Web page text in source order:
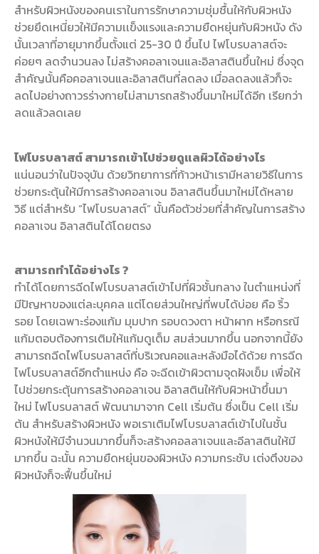
สำหรับผิวหนังของคนเราในการรักษาความชุ่มชื้นให้กับผิวหนัง
ช่วยยึดเหนี่ยวให้มีความเเข็งแรงและความยืดหยุ่นกับผิวหนัง ดัง
นั้นเวลาที่อายุมากขึ้นตั้งแต่ 25-30 ปี ขึ้นไป ไฟโบรบลาสต์จะ
ค่อยๆ ลดจำนวนลง ไม่สร้างคอลาเจนและอิลาสตินขึ้นใหม่ ซึ่งจุด
สำคัญนั้นคือคอลาเจนและอิลาสตินที่ลดลง เมื่อลดลงแล้วก็จะ
ลดไปอย่างถาวรร่างกายไม่สามารถสร้างขึ้นมาใหม่ได้อีก เรียกว่า
ลดแล้วลดเลย
ไฟโบรบลาสต์ สามารถเข้าไปช่วยดูแลผิวได้อย่างไร
แน่นอนว่าในปัจจุบัน ด้วยวิทยาการที่ก้าวหน้าเรามีหลายวิธีในการ
ช่วยกระตุ้นให้มีการสร้างคอลาเจน อิลาสตินขึ้นมาใหม่ได้หลาย
วิธี แต่สำหรับ “ไฟโบรบลาสต์” นั้นคือตัวช่วยที่สำคัญในการสร้าง
คอลาเจน อิลาสตินได้โดยตรง
สามารถทำได้อย่างไร ?
ทำได้โดยการฉีดไฟโบรบลาสต์เข้าไปที่ผิวชั้นกลาง ในตำแหน่งที่
มีปัญหาของแต่ละบุคคล แต่โดยส่วนใหญ่ที่พบได้บ่อย คือ ริ้ว
รอย โดยเฉพาะร่องแก้ม มุมปาก รอบดวงตา หน้าผาก หรือกรณี
แก้มตอบต้องการเติมให้แก้มดูเต็ม สมส่วนมากขึ้น นอกจากนี้ยัง
สามารถฉีดไฟโบรบลาสต์ที่บริเวณคอและหลังมือได้ด้วย การฉีด
ไฟโบรบลาสต์อีกตำแหน่ง คือ จะฉีดเข้าผิวตามจุดฝังเข็ม เพื่อให้
ไปช่วยกระตุ้นการสร้างคอลาเจน อิลาสตินให้กับผิวหน้าขึ้นมา
ใหม่ ไฟโบรบลาสต์ พัฒนามาจาก Cell เริ่มต้น ซึ่งเป็น Cell เริ่ม
ต้น สำหรับสร้างผิวหนัง พอเราเติมไฟโบรบลาสต์เข้าไปในชั้น
ผิวหนังให้มีจำนวนมากขึ้นก็จะสร้างคอลลาเจนและอีลาสตินให้มี
มากขึ้น ฉะนั้น ความยืดหยุ่นของผิวหนัง ความกระชับ เต่งตึงของ
ผิวหนังก็จะฟื้นขึ้นใหม่